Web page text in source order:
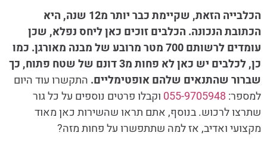
הכלבייה הזאת, שקיימת כבר יותר מ12 שנה, היא
הכתובת הנכונה. הכלבים זוכים כאן ליחס נפלא, שכן
עומדים לרשותם 700 מטר מרובע של מבנה מאורגן. כמו
כן, לכלבים יש כאן לא פחות מ3 דונם של שטח פתוח, כך
שברור שהתנאים שלהם אופטימליים. התקשרו עוד היום
למספר: 055-9705948 וקבלו פרטים נוספים על כל גור
שתרצו לרכוש. בנוסף, אתם תראו שהשירות כאן מאוד
מקצועי ואדיב, אז למה שתתפשרו על פחות מזה?